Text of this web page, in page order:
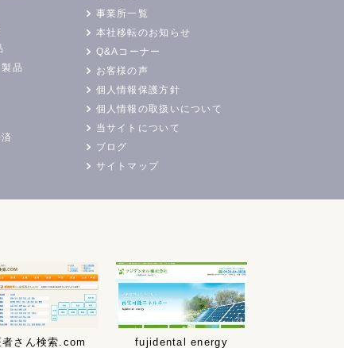
品
事業所一覧
本社移転のお知らせ
Q&Aコーナー
お客様の声
個人情報保護方針
個人情報の取扱いについて
当サイトについて
ブログ
サイトマップ
者さん検索.com fujidental energy